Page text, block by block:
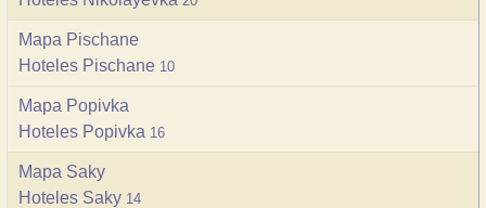
Mapa Pischane
Hoteles Pischane 10
Mapa Popivka
Hoteles Popivka 16
Mapa Saky
Hoteles Saky 14